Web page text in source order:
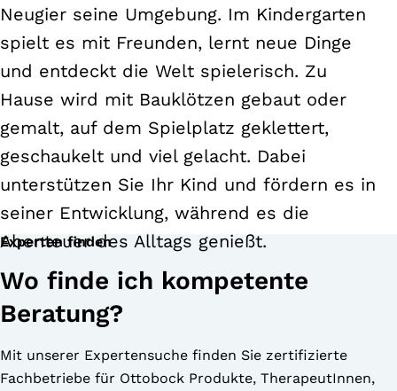
Neugier seine Umgebung. Im Kindergarten
spielt es mit Freunden, lernt neue Dinge
und entdeckt die Welt spielerisch. Zu
Hause wird mit Bauklötzen gebaut oder
gemalt, auf dem Spielplatz geklettert,
geschaukelt und viel gelacht. Dabei
unterstützen Sie Ihr Kind und fördern es in
seiner Entwicklung, während es die
Abenteuer des Alltags genießt.​
Experten finden
Wo finde ich kompetente
Beratung?
Mit unserer Expertensuche finden Sie zertifizierte
Fachbetriebe für Ottobock Produkte, TherapeutInnen,